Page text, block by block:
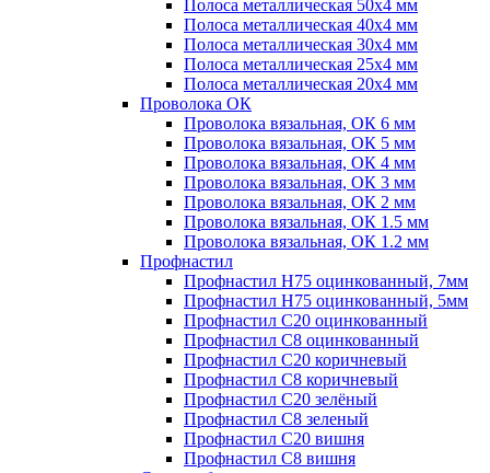
Полоса металлическая 50х4 мм
Полоса металлическая 40х4 мм
Полоса металлическая 30х4 мм
Полоса металлическая 25х4 мм
Полоса металлическая 20х4 мм
Проволока ОК
Проволока вязальная, ОК 6 мм
Проволока вязальная, ОК 5 мм
Проволока вязальная, ОК 4 мм
Проволока вязальная, ОК 3 мм
Проволока вязальная, ОК 2 мм
Проволока вязальная, ОК 1.5 мм
Проволока вязальная, ОК 1.2 мм
Профнастил
Профнастил H75 оцинкованный, 7мм
Профнастил H75 оцинкованный, 5мм
Профнастил С20 оцинкованный
Профнастил С8 оцинкованный
Профнастил С20 коричневый
Профнастил С8 коричневый
Профнастил С20 зелёный
Профнастил С8 зеленый
Профнастил С20 вишня
Профнастил С8 вишня